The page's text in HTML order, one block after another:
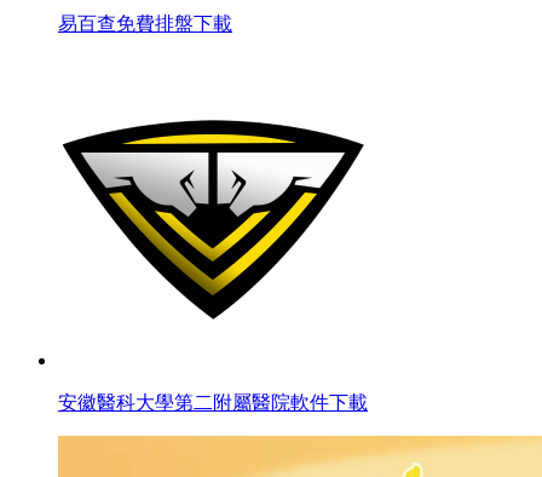
易百查免費排盤下載
安徽醫科大學第二附屬醫院軟件下載